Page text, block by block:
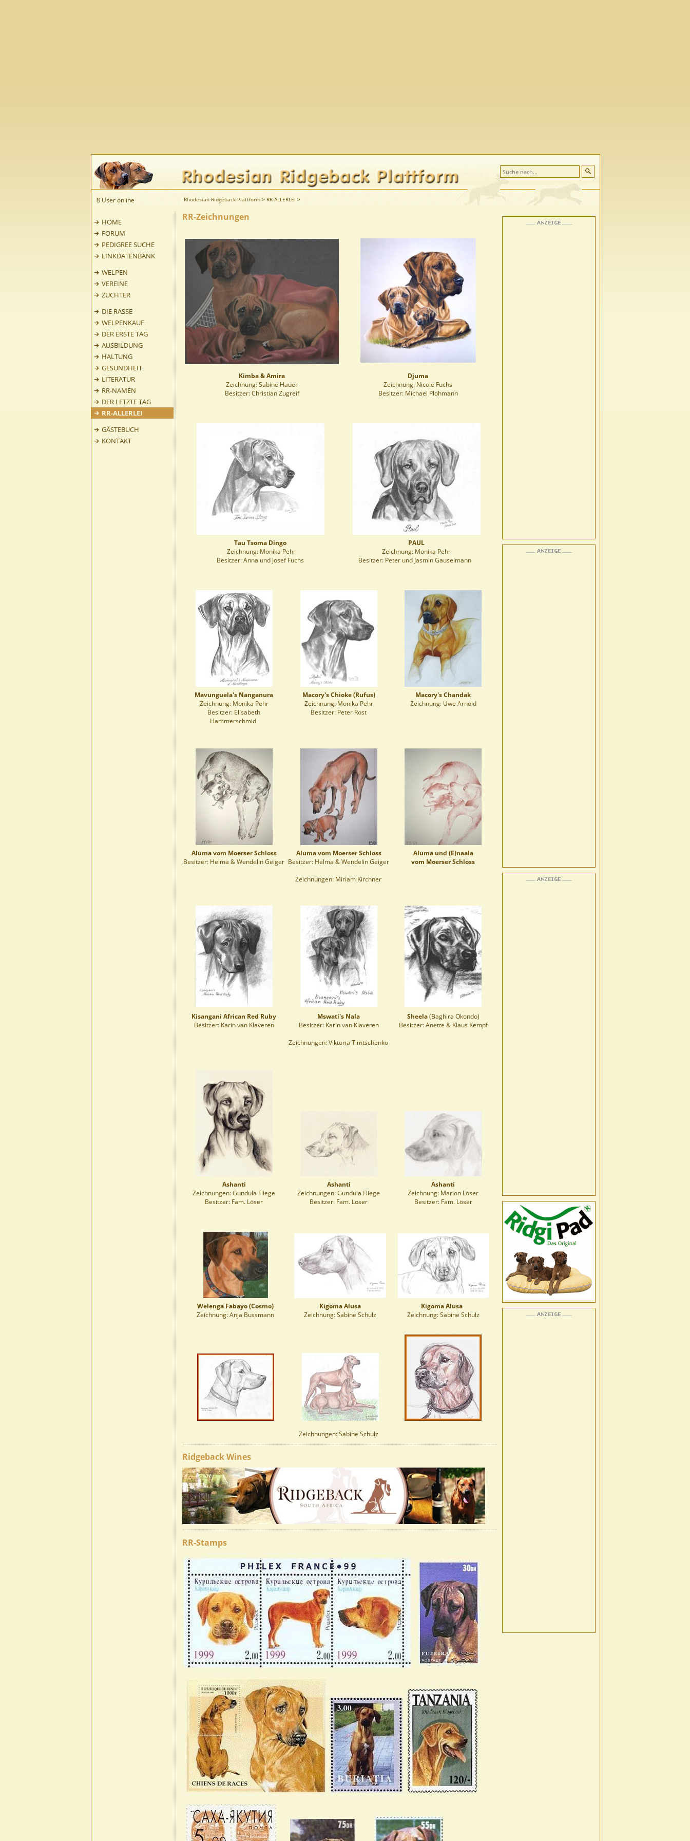
8 User online Rhodesian Ridgeback Plattform > RR-ALLERLEI >
HOME
FORUM
PEDIGREE SUCHE
LINKDATENBANK
WELPEN
VEREINE
ZÜCHTER
DIE RASSE
WELPENKAUF
DER ERSTE TAG
AUSBILDUNG
HALTUNG
GESUNDHEIT
LITERATUR
RR-NAMEN
DER LETZTE TAG
RR-ALLERLEI
GÄSTEBUCH
KONTAKT
RR-Zeichnungen
Kimba & Amira
Zeichnung: Sabine Hauer
Besitzer: Christian Zugreif
Djuma
Zeichnung: Nicole Fuchs
Besitzer: Michael Plohmann
Tau Tsoma Dingo
Zeichnung: Monika Pehr
Besitzer: Anna und Josef Fuchs
PAUL
Zeichnung: Monika Pehr
Besitzer: Peter und Jasmin Gauselmann
Mavunguela's Nanganura
Zeichnung: Monika Pehr
Besitzer: Elisabeth
Hammerschmid
Macory's Chioke (Rufus)
Zeichnung: Monika Pehr
Besitzer: Peter Rost
Macory's Chandak
Zeichnung: Uwe Arnold
Aluma vom Moerser Schloss
Besitzer: Helma & Wendelin Geiger
Aluma vom Moerser Schloss
Besitzer: Helma & Wendelin Geiger
Aluma und (E)naala
vom Moerser Schloss
Zeichnungen: Miriam Kirchner
Kisangani African Red Ruby
Besitzer: Karin van Klaveren
Mswati's Nala
Besitzer: Karin van Klaveren
Sheela(Baghira Okondo)
Besitzer: Anette & Klaus Kempf
Zeichnungen: Viktoria Timtschenko
Ashanti
Zeichnungen: Gundula Fliege
Besitzer: Fam. Löser
Ashanti
Zeichnungen: Gundula Fliege
Besitzer: Fam. Löser
Ashanti
Zeichnung: Marion Löser
Besitzer: Fam. Löser
Welenga Fabayo (Cosmo)
Zeichnung: Anja Bussmann
Kigoma Alusa
Zeichnung: Sabine Schulz
Kigoma Alusa
Zeichnung: Sabine Schulz
Zeichnungen: Sabine Schulz
Ridgeback Wines
RR-Stamps